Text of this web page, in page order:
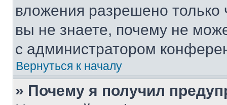
вложения разрешено
вы не знаете, почему не
с администратором
Вернуться к началу
» Почему я получил